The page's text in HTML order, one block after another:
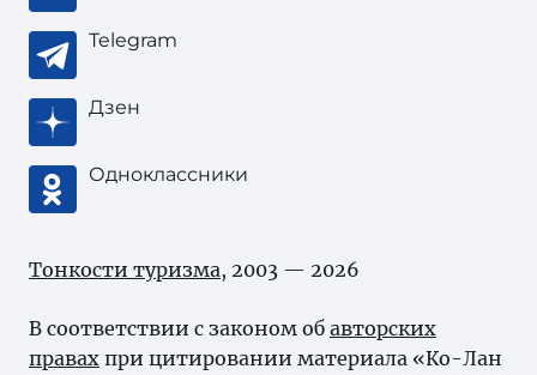
Telegram
Дзен
Одноклассники
Тонкости туризма, 2003 — 2026
В соответствии с законом об авторских
правах при цитировании материала «Ко-Лан